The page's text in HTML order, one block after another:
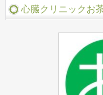
心臓クリニックお